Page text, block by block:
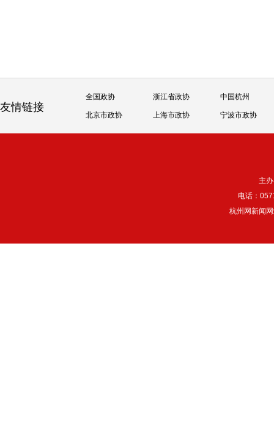
友情链接
全国政协 浙江省政协 中国杭州
北京市政协 上海市政协 宁波市政协
主
电话：
杭州网新闻